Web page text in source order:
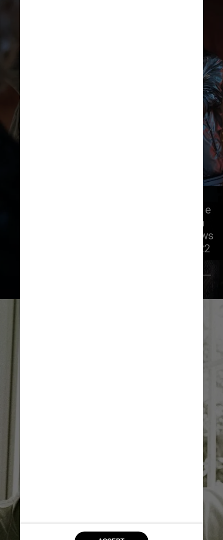
Escritório Central de Arrecadação e
Distribuição (Ecad) com base em
todas as músicas tocadas em shows
na cidade ao longo do ano de 2022